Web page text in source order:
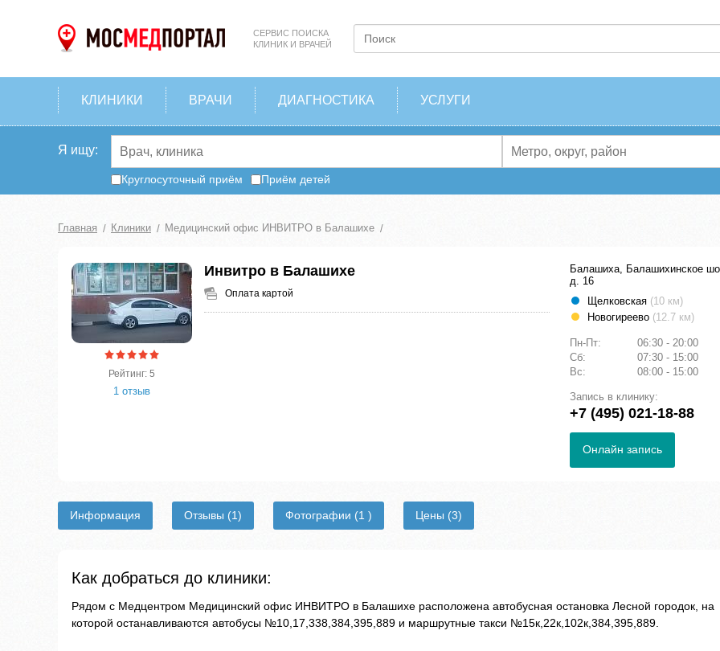
СЕРВИС ПОИСКА
КЛИНИК И ВРАЧЕЙ
КЛИНИКИ ВРАЧИ ДИАГНОСТИКА УСЛУГИ
Я ищу:
Круглосуточный приём Приём детей
Главная Клиники Медицинский офис ИНВИТРО в Балашихе
Рейтинг: 5
1 отзыв
Инвитро в Балашихе
Оплата картой
Балашиха, Балашихинское
д. 16
Щелковская (10 км)
Новогиреево (12.7 км)
Пн-Пт:
06:30 - 20:00
Сб:
07:30 - 15:00
Вс:
08:00 - 15:00
Запись в клинику:
+7 (495) 021-18-88
Онлайн запись
Информация Отзывы (1) Фотографии (1 ) Цены (3)
Как добраться до клиники:
Рядом с Медцентром Медицинский офис ИНВИТРО в Балашихе расположена автобусная остановка Лесной городок, на
которой останавливаются автобусы №10,17,338,384,395,889 и маршрутные такси №15к,22к,102к,384,395,889.